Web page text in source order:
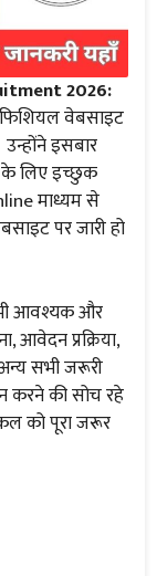
2026:
वेबसाइट
इसबार
लिए इच्छुक
माध्यम से
पर जारी हो
आवश्यक और
आवेदन प्रक्रिया,
सभी जरूरी
करने की सोच रहे
को पूरा जरूर